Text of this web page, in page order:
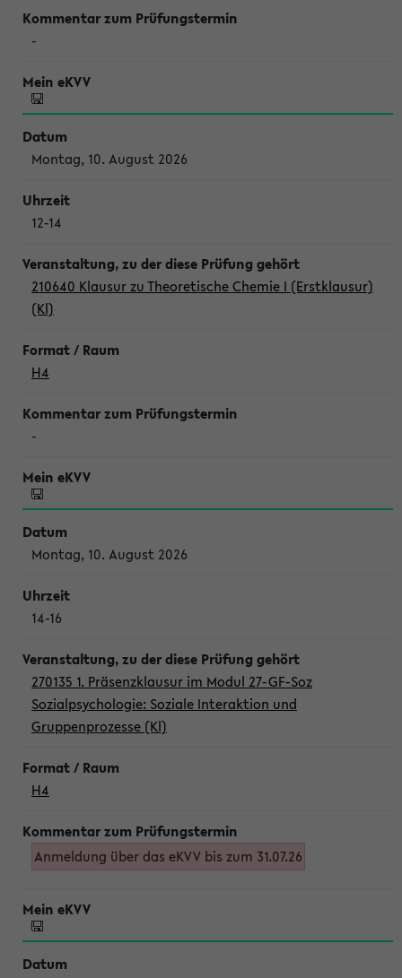
-
Montag, 10. August 2026
12-14
210640 Klausur zu Theoretische Chemie I (Erstklausur)
(Kl)
H4
-
Montag, 10. August 2026
14-16
270135 1. Präsenzklausur im Modul 27-GF-Soz
Sozialpsychologie: Soziale Interaktion und
Gruppenprozesse (Kl)
H4
Anmeldung über das eKVV bis zum 31.07.26